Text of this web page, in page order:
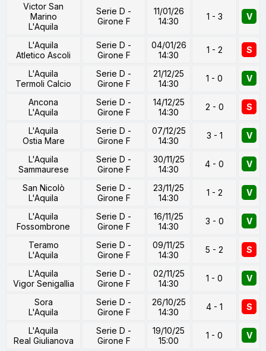
Victor San
Marino
L'Aquila
Serie D -
Girone F
11/01/26
14:30
1 - 3 V
L'Aquila
Atletico Ascoli
Serie D -
Girone F
04/01/26
14:30
1 - 2 S
L'Aquila
Termoli Calcio
Serie D -
Girone F
21/12/25
14:30
1 - 0 V
Ancona
L'Aquila
Serie D -
Girone F
14/12/25
14:30
2 - 0 S
L'Aquila
Ostia Mare
Serie D -
Girone F
07/12/25
14:30
3 - 1 V
L'Aquila
Sammaurese
Serie D -
Girone F
30/11/25
14:30
4 - 0 V
San Nicolò
L'Aquila
Serie D -
Girone F
23/11/25
14:30
1 - 2 V
L'Aquila
Fossombrone
Serie D -
Girone F
16/11/25
14:30
3 - 0 V
Teramo
L'Aquila
Serie D -
Girone F
09/11/25
14:30
5 - 2 S
L'Aquila
Vigor Senigallia
Serie D -
Girone F
02/11/25
14:30
1 - 0 V
Sora
L'Aquila
Serie D -
Girone F
26/10/25
14:30
4 - 1 S
L'Aquila
Real Giulianova
Serie D -
Girone F
19/10/25
15:00
1 - 0 V